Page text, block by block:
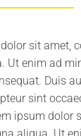
sit amet,
Ut enim ad
Duis
sint
ipsum dolor